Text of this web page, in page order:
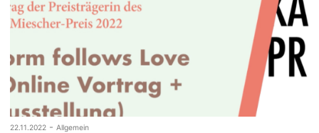
22.11.2022 - Allgemein